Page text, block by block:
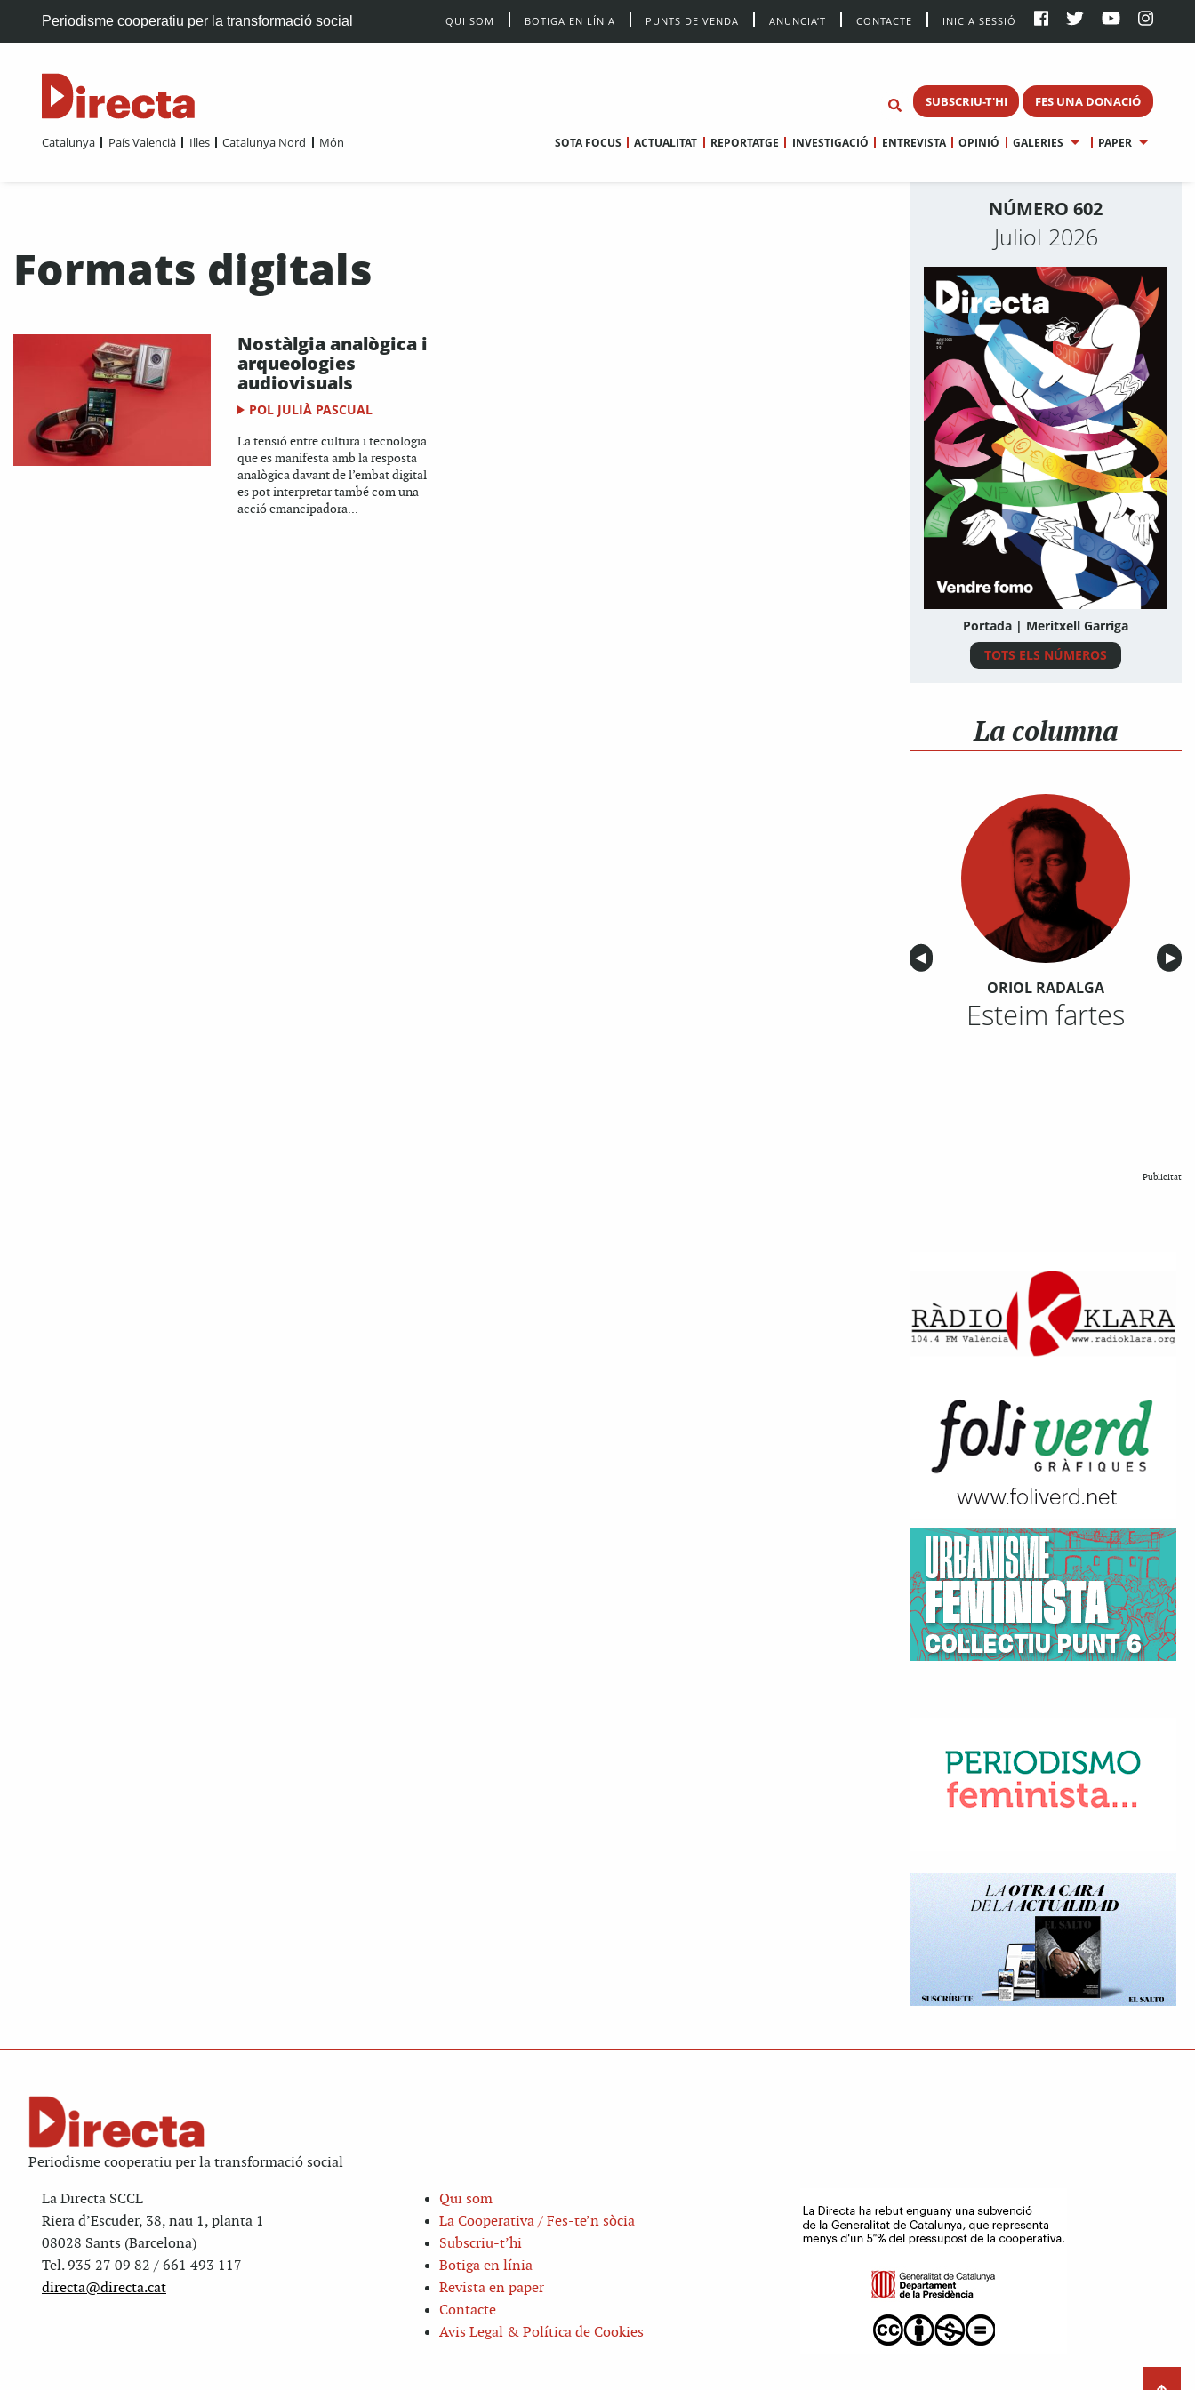
Periodisme cooperatiu per la transformació social QUI SOM BOTIGA EN LÍNIA PUNTS DE VENDA ANUNCIA’T CONTACTE INICIA SESSIÓ
SUBSCRIU-T'HI FES UNA DONACIÓ
Catalunya País Valencià Illes Catalunya Nord Món SOTA FOCUS ACTUALITAT REPORTATGE INVESTIGACIÓ ENTREVISTA OPINIÓ GALERIES PAPER
Formats digitals
Nostàlgia analògica i
arqueologies
audiovisuals
POL JULIÀ PASCUAL
La tensió entre cultura i tecnologia
que es manifesta amb la resposta
analògica davant de l’embat digital
es pot interpretar també com una
acció emancipadora...
NÚMERO 602
Juliol 2026
Portada | Meritxell Garriga
TOTS ELS NÚMEROS
La columna
Anterior
◀︎ ▶︎
ORIOL RADALGA
Esteim fartes
Publicitat
Periodisme cooperatiu per la transformació social
La Directa SCCL
Riera d’Escuder, 38, nau 1, planta 1
08028 Sants (Barcelona)
Tel. 935 27 09 82 / 661 493 117
directa@directa.cat
Qui som
La Cooperativa / Fes-te’n sòcia
Subscriu-t’hi
Botiga en línia
Revista en paper
Contacte
Avis Legal & Política de Cookies